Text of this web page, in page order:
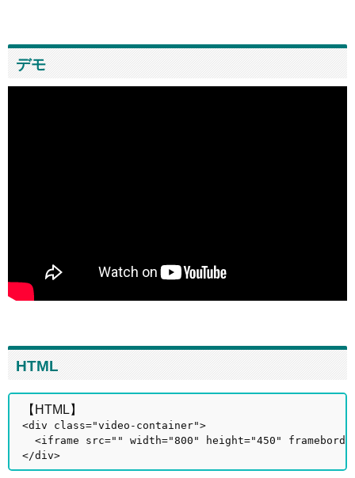
デモ
HTML
【HTML】
<div class="video-container">
<iframe src="" width="800" height="450"
</div>